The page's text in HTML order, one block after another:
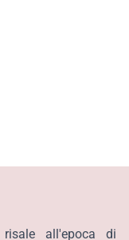
all'epoca di